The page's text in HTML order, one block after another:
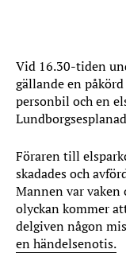
Vid 16.30-tiden
gällande en
personbil och en
Föraren till
skadades och
Mannen var
olyckan kommer
delgiven någon
en händelsenotis.